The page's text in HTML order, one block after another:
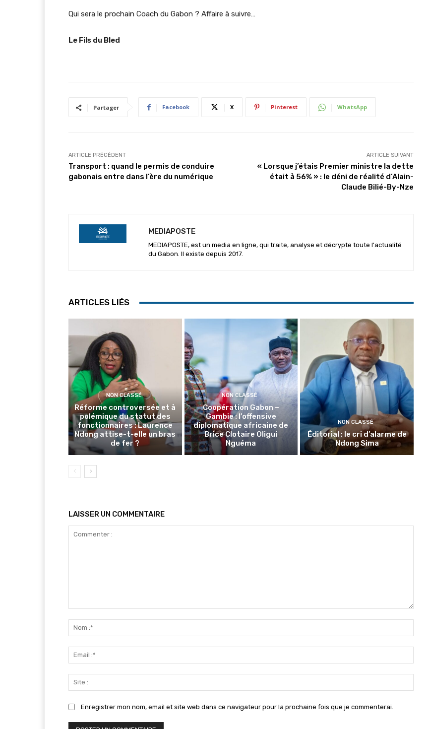
Qui sera le prochain Coach du Gabon ? Affaire à suivre…
Le Fils du Bled
Partager Facebook X Pinterest WhatsApp
ARTICLE PRÉCÉDENT
Transport : quand le permis de conduire
gabonais entre dans l’ère du numérique
ARTICLE SUIVANT
« Lorsque j’étais Premier ministre la dette
était à 56% » : le déni de réalité d’Alain-
Claude Bilié-By-Nze
MEDIAPOSTE
MEDIAPOSTE, est un media en ligne, qui traite, analyse et décrypte toute l'actualité
du Gabon. Il existe depuis 2017.
ARTICLES LIÉS
NON CLASSÉ
Réforme controversée et à
polémique du statut des
fonctionnaires : Laurence
Ndong attise-t-elle un bras
de fer ?
NON CLASSÉ
Coopération Gabon –
Gambie : l’offensive
diplomatique africaine de
Brice Clotaire Oligui
Nguéma
NON CLASSÉ
Éditorial : le cri d’alarme de
Ndong Sima
LAISSER UN COMMENTAIRE
:*
:*
:
Enregistrer mon nom, email et site web dans ce navigateur pour la prochaine fois que je commenterai.